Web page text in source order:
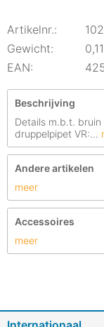
Artikelnr.:
Gewicht:
EAN:
Beschrijving
Details m.b.t.
druppelpipet VR:...
Andere artikelen
meer
Accessoires
meer